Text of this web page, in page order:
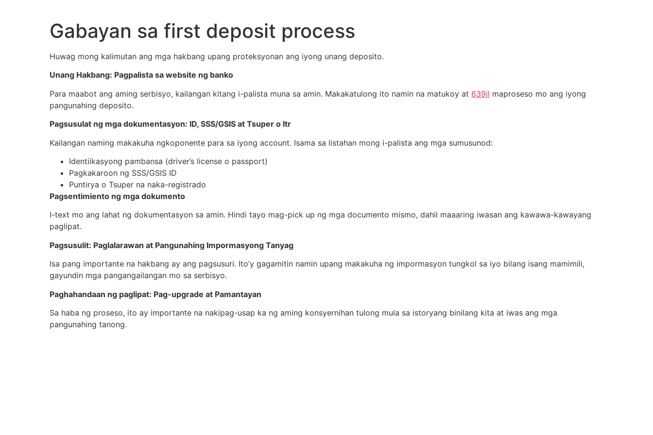
Gabayan sa first deposit process
Huwag mong kalimutan ang mga hakbang upang proteksyonan ang iyong unang deposito.
Unang Hakbang: Pagpalista sa website ng banko
Para maabot ang aming serbisyo, kailangan kitang i-palista muna sa amin. Makakatulong ito namin na matukoy at 639jl maproseso mo ang iyong
pangunahing deposito.
Pagsusulat ng mga dokumentasyon: ID, SSS/GSIS at Tsuper o Itr
Kailangan naming makakuha ngkoponente para sa iyong account. Isama sa listahan mong i-palista ang mga sumusunod:
Identiikasyong pambansa (driver’s license o passport)
Pagkakaroon ng SSS/GSIS ID
Puntirya o Tsuper na naka-registrado
Pagsentimiento ng mga dokumento
I-text mo ang lahat ng dokumentasyon sa amin. Hindi tayo mag-pick up ng mga documento mismo, dahil maaaring iwasan ang kawawa-kawayang
paglipat.
Pagsusulit: Paglalarawan at Pangunahing Impormasyong Tanyag
Isa pang importante na hakbang ay ang pagsusuri. Ito’y gagamitin namin upang makakuha ng impormasyon tungkol sa iyo bilang isang mamimili,
gayundin mga pangangailangan mo sa serbisyo.
Paghahandaan ng paglipat: Pag-upgrade at Pamantayan
Sa haba ng proseso, ito ay importante na nakipag-usap ka ng aming konsyernihan tulong mula sa istoryang binilang kita at iwas ang mga
pangunahing tanong.